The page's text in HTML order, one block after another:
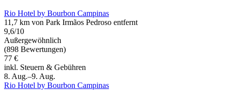
Rio Hotel by Bourbon Campinas
11,7 km von Park Irmãos Pedroso entfernt
9,6/10
Außergewöhnlich
(898 Bewertungen)
77 €
inkl. Steuern & Gebühren
8. Aug.–9. Aug.
Rio Hotel by Bourbon Campinas